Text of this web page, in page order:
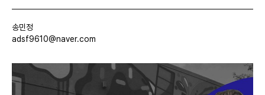
송민정
adsf9610@naver.com